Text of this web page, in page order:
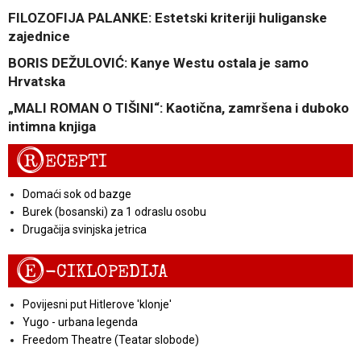
FILOZOFIJA PALANKE: Estetski kriteriji huliganske
zajednice
BORIS DEŽULOVIĆ: Kanye Westu ostala je samo
Hrvatska
„MALI ROMAN O TIŠINI“: Kaotična, zamršena i duboko
intimna knjiga
RECEPTI
Domaći sok od bazge
Burek (bosanski) za 1 odraslu osobu
Drugačija svinjska jetrica
E-CIKLOPEDIJA
Povijesni put Hitlerove 'klonje'
Yugo - urbana legenda
Freedom Theatre (Teatar slobode)